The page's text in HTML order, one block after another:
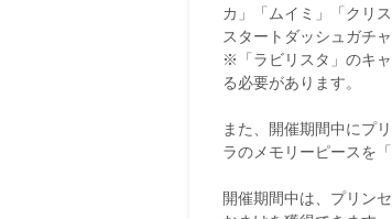
カ」「ムイミ」「クリ
スタートダッシュガチ
※「ラビリスタ」のキ
る必要があります。
また、開催期間中にプ
ラのメモリーピースを
開催期間中は、プリン